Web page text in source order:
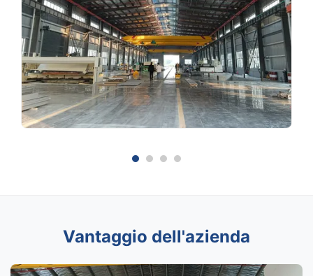
Vantaggio dell'azienda